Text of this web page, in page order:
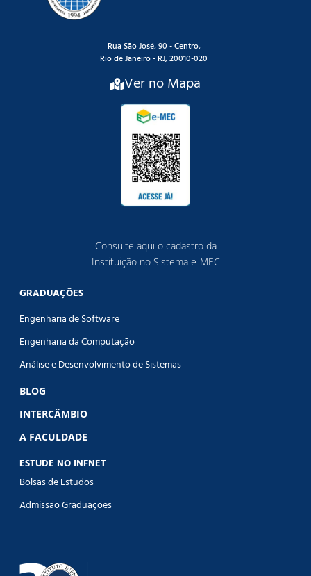
Rua São José, 90 - Centro,
Rio de Janeiro - RJ, 20010-020
Ver no Mapa
Consulte aqui o cadastro da
Instituição no Sistema e-MEC
GRADUAÇÕES
Engenharia de Software
Engenharia da Computação
Análise e Desenvolvimento de Sistemas
BLOG
INTERCÂMBIO
A FACULDADE
ESTUDE NO INFNET
Bolsas de Estudos
Admissão Graduações